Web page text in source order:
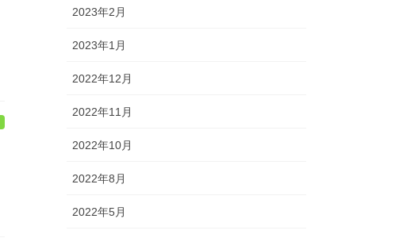
2023年2月
2023年1月
2022年12月
2022年11月
2022年10月
2022年8月
2022年5月